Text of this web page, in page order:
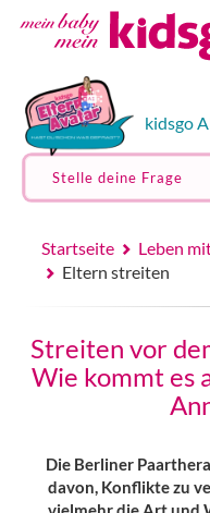
kidsgo
Stelle deine Frage
Startseite Leben
Eltern streiten
Streiten vor
Wie kommt es
Die Berliner
davon, Konflikte zu